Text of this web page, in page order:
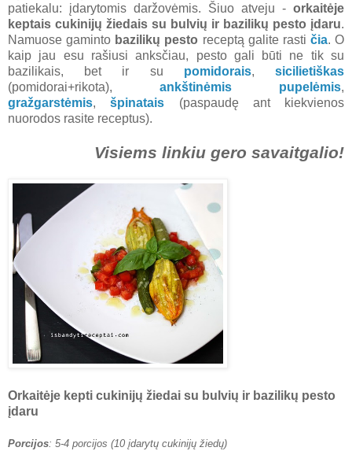
patiekalu: įdarytomis daržovėmis. Šiuo atveju - orkaitėje
keptais cukinijų žiedais su bulvių ir bazilikų pesto įdaru.
Namuose gaminto bazilikų pesto receptą galite rasti čia. O
kaip jau esu rašiusi anksčiau, pesto gali būti ne tik su
bazilikais, bet ir su pomidorais,sicilietiškas
(pomidorai+rikota), ankštinėmis pupelėmis,
gražgarstėmis,špinatais (paspaudę ant kiekvienos
nuorodos rasite receptus).
Visiems linkiu gero savaitgalio!
Orkaitėje kepti cukinijų žiedai su bulvių ir bazilikų pesto
įdaru
Porcijos: 5-4 porcijos (10 įdarytų cukinijų žiedų)